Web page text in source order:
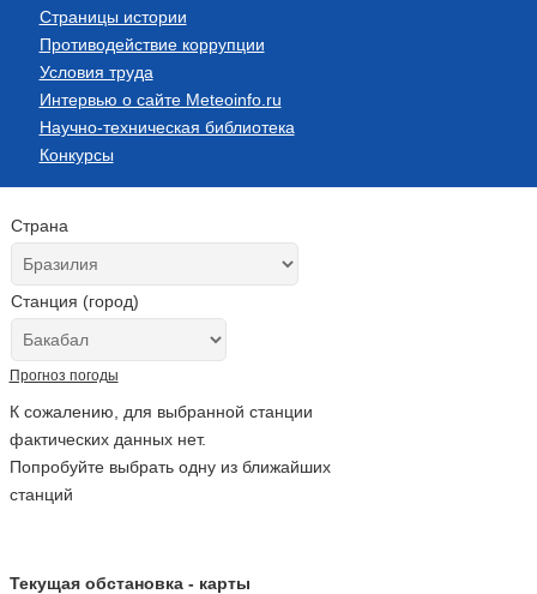
Страницы истории
Противодействие коррупции
Условия труда
Интервью о сайте Meteoinfo.ru
Научно-техническая библиотека
Конкурсы
Страна
Станция (город)
Прогноз погоды
К сожалению, для выбранной станции
фактических данных нет.
Попробуйте выбрать одну из ближайших
станций
Текущая обстановка - карты